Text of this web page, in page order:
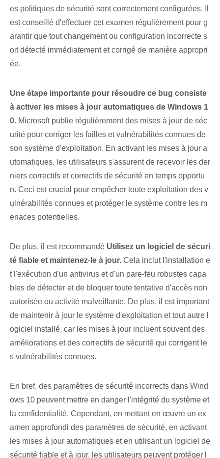
es politiques de sécurité sont correctement configurées. Il
est conseillé d'effectuer cet examen régulièrement pour g
arantir que tout changement ou configuration incorrecte s
oit détecté immédiatement et corrigé de manière appropri
ée.
Une étape importante pour résoudre ce bug consiste
à activer les mises à jour automatiques de Windows 1
0. Microsoft publie régulièrement des mises à jour de séc
urité pour corriger les failles et vulnérabilités connues de
son système d'exploitation. En activant les mises à jour a
utomatiques, les utilisateurs s'assurent de recevoir les der
niers correctifs et correctifs de sécurité en temps opportu
n. Ceci est crucial pour empêcher toute exploitation des v
ulnérabilités connues et protéger le système contre les m
enaces potentielles.
De plus, il est recommandé Utilisez un logiciel de sécuri
té fiable et maintenez-le à jour. Cela inclut l'installation e
t l'exécution d'un antivirus et d'un pare-feu robustes capa
bles de détecter et de bloquer toute tentative d'accès non
autorisée ou activité malveillante. De plus, il est important
de maintenir à jour le système d'exploitation⁢ et tout autre l
ogiciel installé, car les mises à jour incluent souvent des
améliorations et des correctifs de sécurité qui corrigent le
s vulnérabilités connues.
En bref, des paramètres de sécurité incorrects dans Wind
ows 10 peuvent mettre en danger l'intégrité du système et
la confidentialité. Cependant, en mettant en œuvre un ex
amen approfondi des paramètres de sécurité, en activant
les mises à jour automatiques et en utilisant un logiciel de
sécurité fiable et à jour, les utilisateurs peuvent protéger l